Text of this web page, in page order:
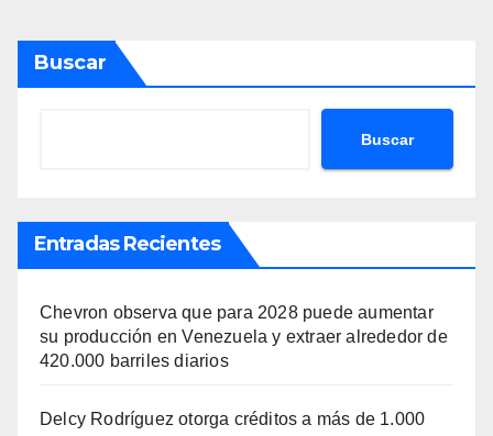
Buscar
Buscar
Entradas Recientes
Chevron observa que para 2028 puede aumentar
su producción en Venezuela y extraer alrededor de
420.000 barriles diarios
Delcy Rodríguez otorga créditos a más de 1.000